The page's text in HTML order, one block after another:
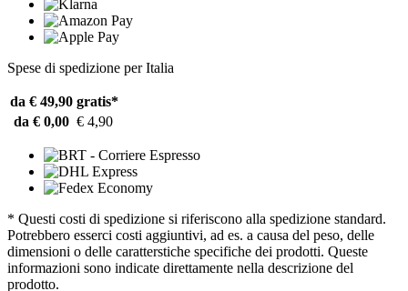
Spese di spedizione per Italia
da € 49,90 gratis*
da € 0,00 € 4,90
* Questi costi di spedizione si riferiscono alla spedizione standard.
Potrebbero esserci costi aggiuntivi, ad es. a causa del peso, delle
dimensioni o delle caratterstiche specifiche dei prodotti. Queste
informazioni sono indicate direttamente nella descrizione del
prodotto.